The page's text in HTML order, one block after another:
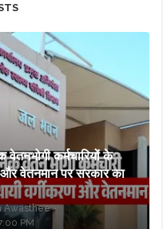
कर्मचारियों के
और वेतनमान पर सरकार का
Awasthee
PM